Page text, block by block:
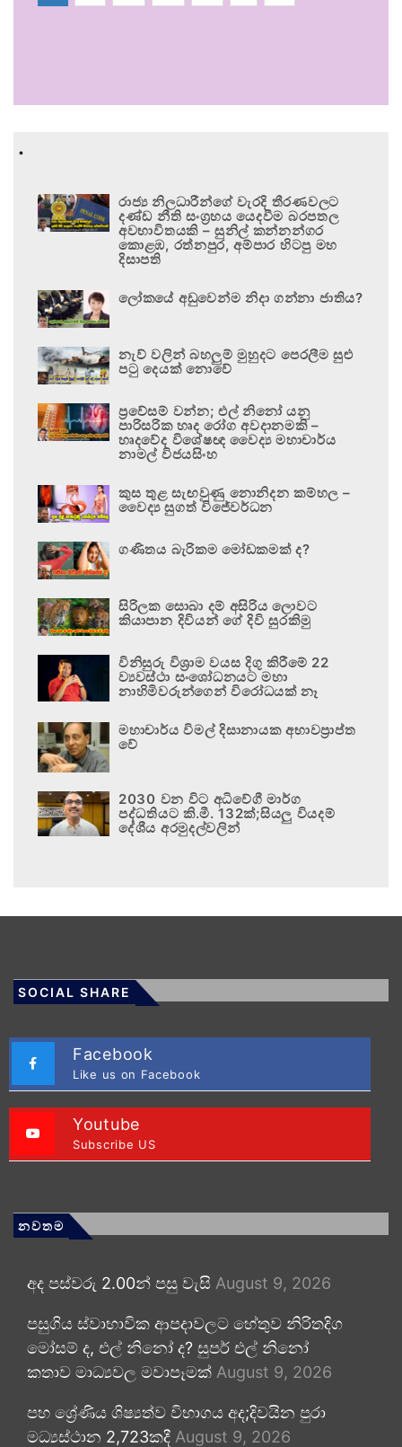
.
රාජ්‍ය නිලධාරීන්ගේ වැරදි තීරණවලට
දණ්ඩ නීති සංග්‍රහය යෙදවීම බරපතල
අවභාවිතයකි – සුනිල් කන්නන්ගර
කොළඹ, රත්නපුර, අම්පාර හිටපු මහ
දිසාපති
ලෝකයේ අඩුවෙන්ම නිදා ගන්නා ජාතිය?
නැව් වලින් බහලුම් මුහුදට පෙරලීම සුළු
පටු දෙයක් නොවේ
ප්‍රවේසම් වන්න; එල් නිනෝ යනු
පාරිසරික හෘද රෝග අවදානමකි –
හෘදවේද විශේෂඥ වෛද්‍ය මහාචාර්ය
නාමල් විජයසිංහ
කුස තුළ සැඟවුණු නොනිදන කම්හල –
වෛද්‍ය සුගත් විජේවර්ධන
ගණිතය බැරිකම මෝඩකමක් ද?
සිරිලක සොබා දම් අසිරිය ලොවට
කියාපාන දිවියන් ගේ දිවි සුරකිමු
විනිසුරු විශ්‍රාම වයස දිගු කිරීමේ 22
ව්‍යවස්ථා සංශෝධනයට මහා
නාහිමිවරුන්ගෙන් විරෝධයක් නෑ
මහාචාර්ය විමල් දිසානායක අභාවප්‍රාප්ත
වේ
2030 වන විට අධිවේගී මාර්ග
පද්ධතියට කි.මී. 132ක්;සියලු වියදම්
දේශීය අරමුදල්වලින්
SOCIAL SHARE
Facebook
Like us on Facebook
Youtube
Subscribe US
නවතම
අද පස්වරු 2.00න් පසු වැසි August 9, 2026
පසුගිය ස්වාභාවික ආපදාවලට හේතුව නිරිතදිග
මෝසම් ද, එල් නිනෝ ද? සුපර් එල් නිනෝ
කතාව මාධ්‍යවල මවාපෑමක් August 9, 2026
පහ ශ්‍රේණිය ශිෂ්‍යත්ව විභාගය අද;දිවයින පුරා
මධ්‍යස්ථාන 2,723කදී August 9, 2026